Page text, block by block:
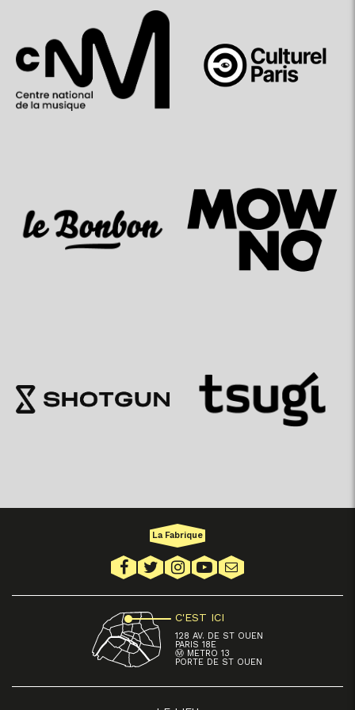
La Fabrique
C'EST ICI
128 AV. DE ST OUEN
PARIS 18E
Ⓜ METRO 13
PORTE DE ST OUEN